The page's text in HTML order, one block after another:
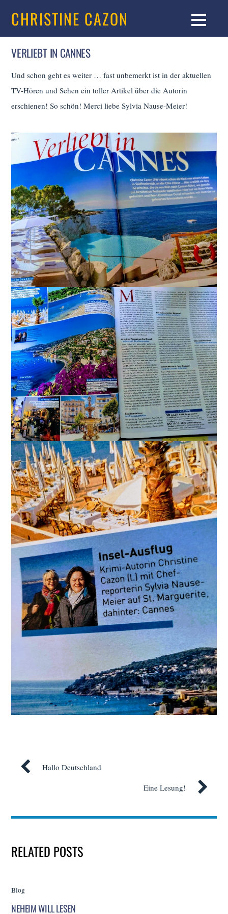
CHRISTINE CAZON
VERLIEBT IN CANNES
Und schon geht es weiter … fast unbemerkt ist in der aktuellen
TV-Hören und Sehen ein toller Artikel über die Autorin
erschienen! So schön! Merci liebe Sylvia Nause-Meier!
Hallo Deutschland
Eine Lesung!
RELATED POSTS
Blog
NEHEIM WILL LESEN